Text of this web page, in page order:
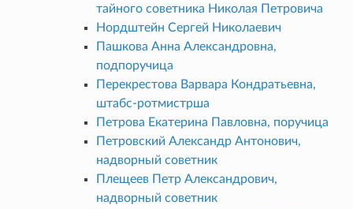
тайного советника Николая Петровича
Нордштейн Сергей Николаевич
Пашкова Анна Александровна,
подпоручица
Перекрестова Варвара Кондратьевна,
штабс-ротмистрша
Петрова Екатерина Павловна, поручица
Петровский Александр Антонович,
надворный советник
Плещеев Петр Александрович,
надворный советник